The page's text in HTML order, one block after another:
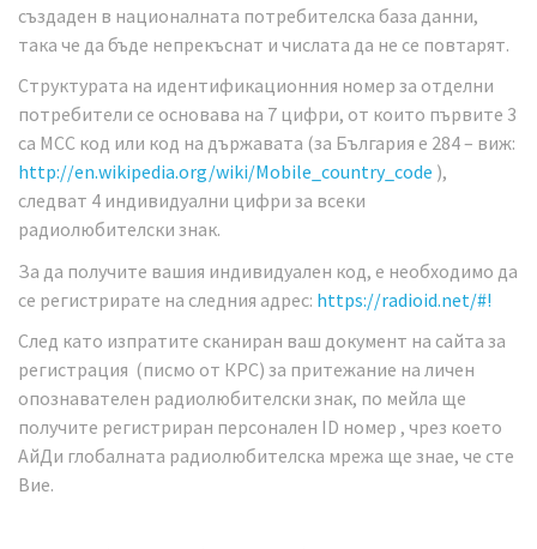
създаден в националната потребителска база данни,
така че да бъде непрекъснат и числата да не се повтарят.
Структурата на идентификационния номер за отделни
потребители се основава на 7 цифри, от които първите 3
са MCC код или код на държавата (за България е 284 – виж:
http://en.wikipedia.org/wiki/Mobile_country_code ),
следват 4 индивидуални цифри за всеки
радиолюбителски знак.
За да получите вашия индивидуален код, е необходимо да
се регистрирате на следния адрес: https://radioid.net/#!
След като изпратите сканиран ваш документ на сайта за
регистрация (писмо от КРС) за притежание на личен
опознавателен радиолюбителски знак, по мейла ще
получите регистриран персонален ID номер , чрез което
АйДи глобалната радиолюбителска мрежа ще знае, че сте
Вие.